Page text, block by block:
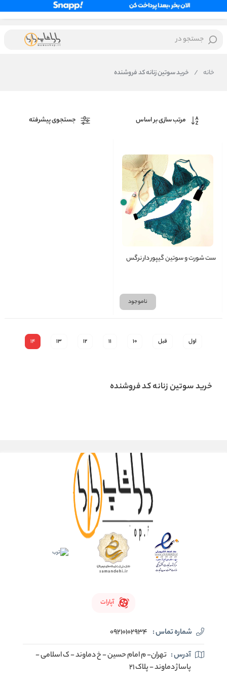
جستجو در
خانه / خرید سوتین زنانه کد فروشنده
مرتب سازی بر اساس جستجوی پیشرفته
ست شورت و سوتین گیپور دار نرگس
ناموجود
اول قبل 10
11
12
13
14
خرید سوتین زنانه کد فروشنده
آپارات
شماره تماس : 09210102934
آدرس : تهران- م امام حسین - خ دماوند - ک اسلامی -
پاساژ دماوند - پلاک 21